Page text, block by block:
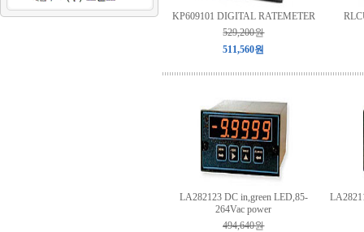
KP609101 DIGITAL RATEMETER
529,200원
511,560원
LA282123 DC in,green LED,85-
264Vac power
494,640원